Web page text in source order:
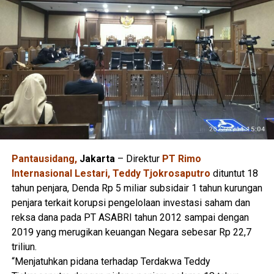
Pantausidang,Jakarta– Direktur PT Rimo
Internasional Lestari, Teddy Tjokrosaputro dituntut 18
tahun penjara, Denda Rp 5 miliar subsidair 1 tahun kurungan
penjara terkait korupsi pengelolaan investasi saham dan
reksa dana pada PT ASABRI tahun 2012 sampai dengan
2019 yang merugikan keuangan Negara sebesar Rp 22,7
triliun.
“Menjatuhkan pidana terhadap Terdakwa Teddy